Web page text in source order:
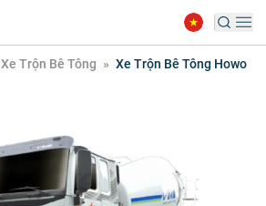
Xe Trộn Bê Tông » Xe Trộn Bê Tông Howo